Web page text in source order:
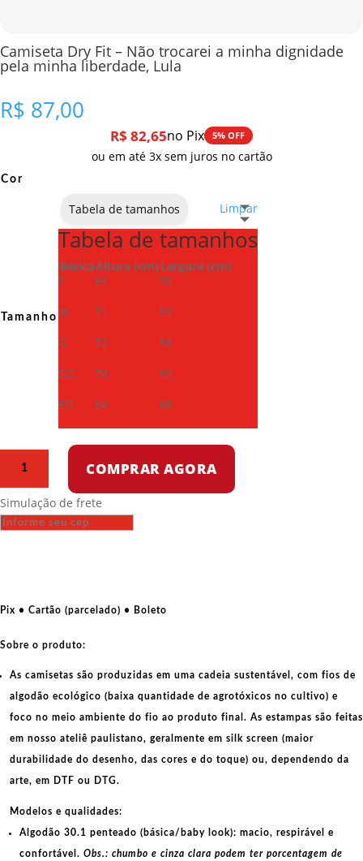
Camiseta Dry Fit – Não trocarei a minha dignidade
pela minha liberdade, Lula
R$ 87,00
R$ 82,65no Pix 5% OFF
ou em até 3x sem juros no cartão
Cor
Tamanho
Limpar
Tabela de tamanhos
Tabela de tamanhos
BásicaAltura (cm) Largura (cm)
P
69
50
M
71
53
G
72
56
GG
74
59
EG
84 66
-
Não
dignidade
minha
Lula
quantidade
COMPRAR AGORA
Simulação de frete
Pix • Cartão (parcelado) • Boleto
Sobre o produto:
As camisetas são produzidas em uma cadeia sustentável, com fios de
algodão ecológico (baixa quantidade de agrotóxicos no cultivo) e
foco no meio ambiente do fio ao produto final. As estampas são feitas
em nosso ateliê paulistano, geralmente em silk screen (maior
durabilidade do desenho, das cores e do toque) ou, dependendo da
arte, em DTF ou DTG.
Modelos e qualidades:
Algodão 30.1 penteado (básica/baby look): macio, respirável e
confortável. Obs.: chumbo e cinza clara podem ter porcentagem de